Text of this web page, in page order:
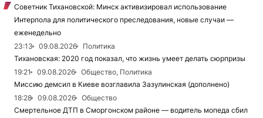
Советник Тихановской: Минск активизировал использование
Интерпола для политического преследования, новые случаи —
еженедельно
23:13
09.08.2026
Политика
Тихановская: 2020 год показал, что жизнь умеет делать сюрпризы
19:21
09.08.2026
Общество, Политика
Миссию демсил в Киеве возглавила Зазулинская (дополнено)
18:28
09.08.2026
Общество
Смертельное ДТП в Сморгонском районе — водитель мопеда сбил